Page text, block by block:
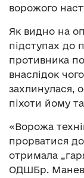
ворожого
Як видно на
підступах до
противника
внаслідок
захлинулася,
піхоти йому
«Ворожа
прорватися
отримала
ОДШБр.